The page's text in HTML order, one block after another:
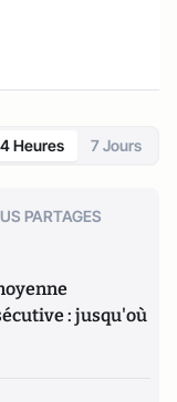
Heures 7 Jours
PARTAGES
: jusqu'où